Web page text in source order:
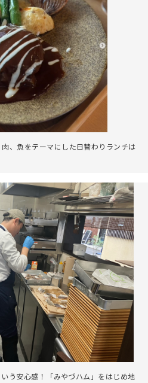
、魚をテーマにした日替わりランチは
う安心感！「みやづハム」をはじめ地